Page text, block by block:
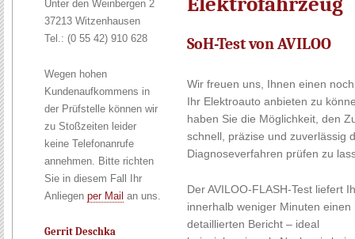
Unter den Weinbergen 2
37213 Witzenhausen
Tel.: (0 55 42) 910 628
Wegen hohen
Kundenaufkommens in
der Prüfstelle können wir
zu Stoßzeiten leider
keine Telefonanrufe
annehmen. Bitte richten
Sie in diesem Fall Ihr
Anliegen per Mail an uns.
Gerrit Deschka
SoH-Test von AVILOO
Wir freuen uns, Ihnen einen
Ihr Elektroauto anbieten zu
haben Sie die Möglichkeit, den
schnell, präzise und zuverlässig
Diagnoseverfahren prüfen zu
Der AVILOO-FLASH-Test liefert
innerhalb weniger Minuten einen
detaillierten Bericht – ideal